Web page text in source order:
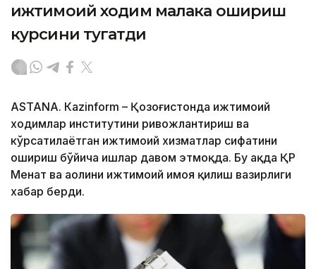
ижтимоий ходим малака ошириш
курсини тугатди
ASTANА. Кazinform – Қозоғистонда ижтимоий
ходимлар институтини ривожлантириш ва
кўрсатилаётган ижтимоий хизматлар сифатини
ошириш бўйича ишлар давом этмоқда. Бу ҳақда ҚР
Меҳнат ва аҳолини ижтимоий ҳимоя қилиш вазирлиги
хабар берди.